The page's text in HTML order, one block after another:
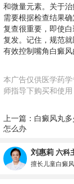
和微量元素。关于
需要根据检查结果
复查很重要，即使
复发。记住，规范
有效控制嘴角白癜风
本广告仅供医学药
师指导下购买和使用
上一篇： 白癜风丸
怎么办
刘惠莉 六科
擅长儿童白癜